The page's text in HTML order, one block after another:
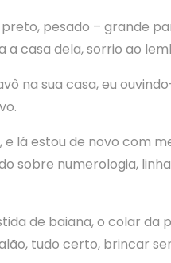
pesado – grande
casa dela, sorrio ao
na sua casa, eu
lá estou de novo com
sobre numerologia,
de baiana, o colar
tudo certo, brincar